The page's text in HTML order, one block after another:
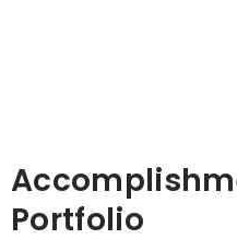
Portfolio